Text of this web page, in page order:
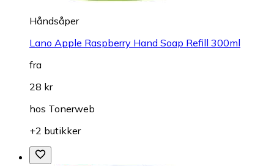
Håndsåper
Lano Apple Raspberry Hand Soap Refill 300ml
fra
28 kr
hos Tonerweb
+2 butikker